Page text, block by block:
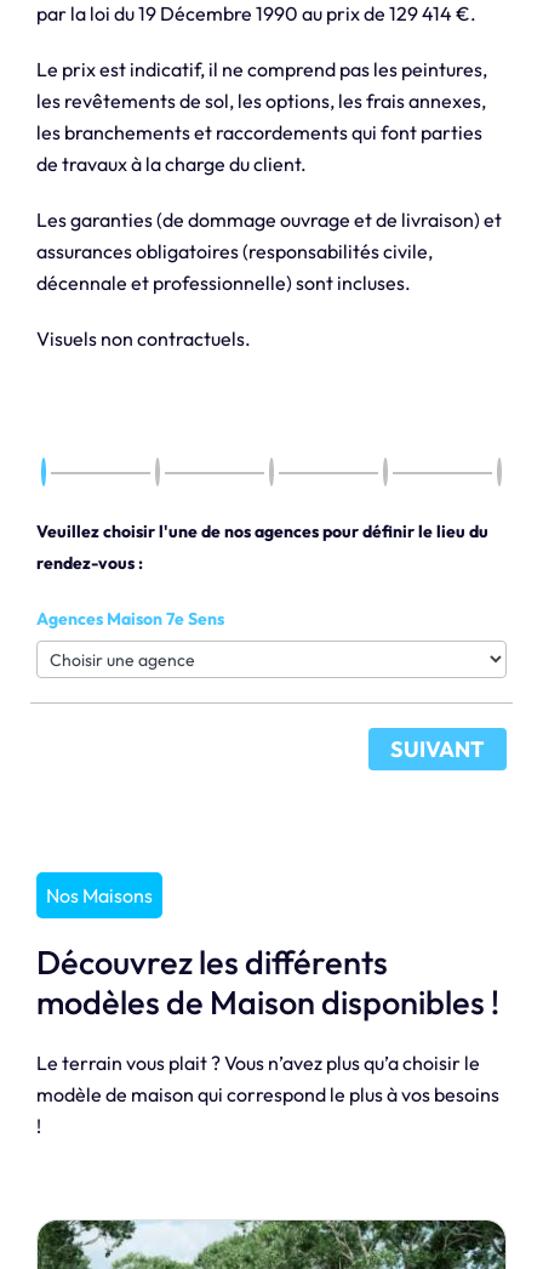
par la loi du 19 Décembre 1990 au prix de 129 414 €.
Le prix est indicatif, il ne comprend pas les peintures,
les revêtements de sol, les options, les frais annexes,
les branchements et raccordements qui font parties
de travaux à la charge du client.
Les garanties (de dommage ouvrage et de livraison) et
assurances obligatoires (responsabilités civile,
décennale et professionnelle) sont incluses.
Visuels non contractuels.
Veuillez choisir l'une de nos agences pour définir le lieu du
rendez-vous :
Agences Maison 7e Sens
SUIVANT
Nos Maisons
Découvrez les différents
modèles de Maison disponibles !
Le terrain vous plait ? Vous n’avez plus qu’a choisir le
modèle de maison qui correspond le plus à vos besoins
!